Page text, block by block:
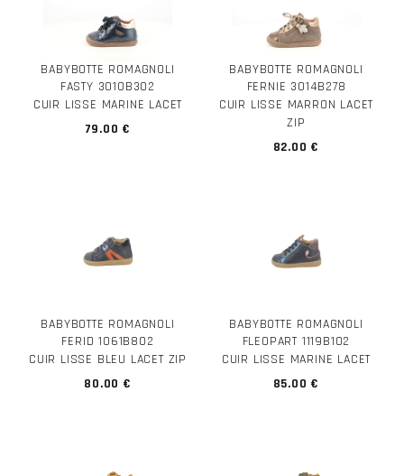
BABYBOTTE ROMAGNOLI
FASTY 3010B302
CUIR LISSE MARINE LACET
79.00 €
BABYBOTTE ROMAGNOLI
FERNIE 3014B278
CUIR LISSE MARRON LACET
ZIP
82.00 €
BABYBOTTE ROMAGNOLI
FERID 1061B802
CUIR LISSE BLEU LACET ZIP
80.00 €
BABYBOTTE ROMAGNOLI
FLEOPART 1119B102
CUIR LISSE MARINE LACET
85.00 €